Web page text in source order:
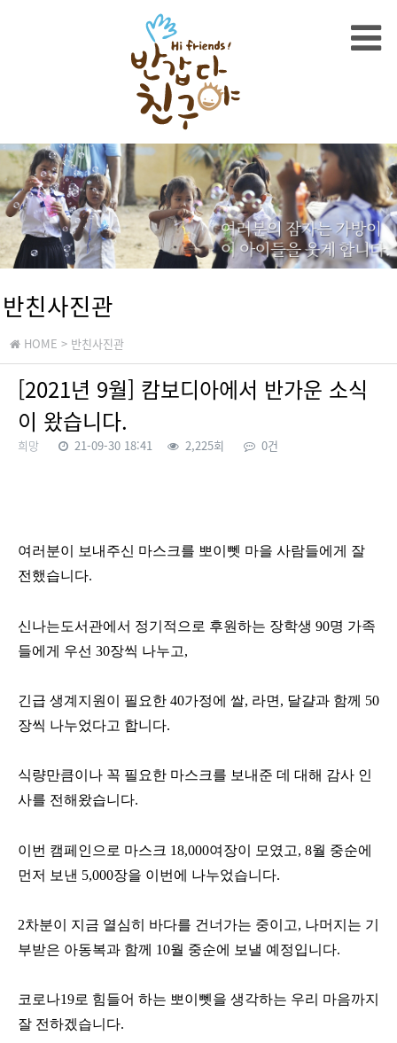
반친사진관
HOME > 반친사진관
[2021년 9월] 캄보디아에서 반가운 소식
이 왔습니다.
희망 21-09-30 18:41 2,225회 0건
여러분이 보내주신 마스크를 뽀이뻿 마을 사람들에게 잘
전했습니다.
신나는도서관에서 정기적으로 후원하는 장학생 90명 가족
들에게 우선 30장씩 나누고,
긴급 생계지원이 필요한 40가정에 쌀, 라면, 달걀과 함께 50
장씩 나누었다고 합니다.
식량만큼이나 꼭 필요한 마스크를 보내준 데 대해 감사 인
사를 전해왔습니다.
이번 캠페인으로 마스크 18,000여장이 모였고, 8월 중순에
먼저 보낸 5,000장을 이번에 나누었습니다.
2차분이 지금 열심히 바다를 건너가는 중이고, 나머지는 기
부받은 아동복과 함께 10월 중순에 보낼 예정입니다.
코로나19로 힘들어 하는 뽀이뻿을 생각하는 우리 마음까지
잘 전하겠습니다.